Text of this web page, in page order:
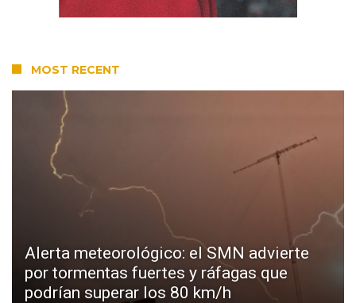
MOST RECENT
Alerta meteorológico: el SMN advierte
por tormentas fuertes y ráfagas que
podrían superar los 80 km/h